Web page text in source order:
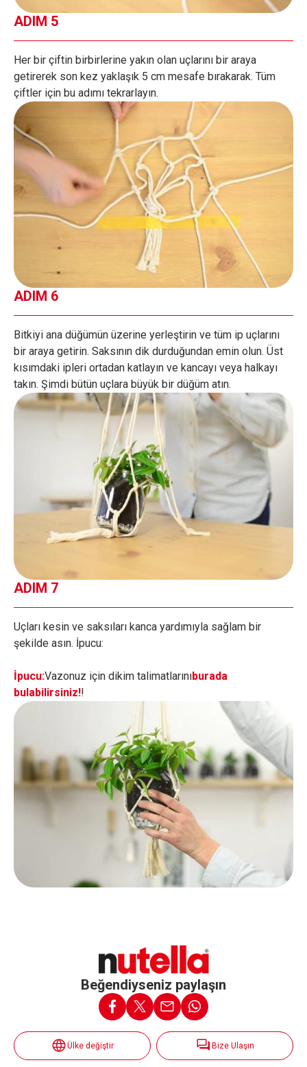
ADIM 5
Her bir çiftin birbirlerine yakın olan uçlarını bir araya
getirerek son kez yaklaşık 5 cm mesafe bırakarak. Tüm
çiftler için bu adımı tekrarlayın.
ADIM 6
Bitkiyi ana düğümün üzerine yerleştirin ve tüm ip uçlarını
bir araya getirin. Saksının dik durduğundan emin olun. Üst
kısımdaki ipleri ortadan katlayın ve kancayı veya halkayı
takın. Şimdi bütün uçlara büyük bir düğüm atın.
ADIM 7
Uçları kesin ve saksıları kanca yardımıyla sağlam bir
şekilde asın. İpucu:
İpucu:Vazonuz için dikim talimatlarınıburada
bulabilirsiniz!!
Beğendiyseniz paylaşın
Ülke değiştir Bize Ulaşın